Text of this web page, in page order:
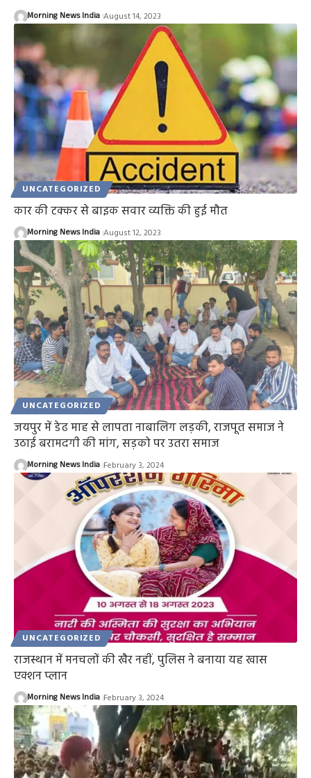
Morning News India August 14, 2023
UNCATEGORIZED
कार की टक्कर से बाइक सवार व्यक्ति की हुई मौत
Morning News India August 12, 2023
UNCATEGORIZED
जयपुर में डेढ माह से लापता नाबालिग लड़की, राजपूत समाज ने
उठाई बरामदगी की मांग, सड़को पर उतरा समाज
Morning News India February 3, 2024
UNCATEGORIZED
राजस्थान में मनचलों की खैर नहीं, पुलिस ने बनाया यह खास
एक्शन प्लान
Morning News India February 3, 2024